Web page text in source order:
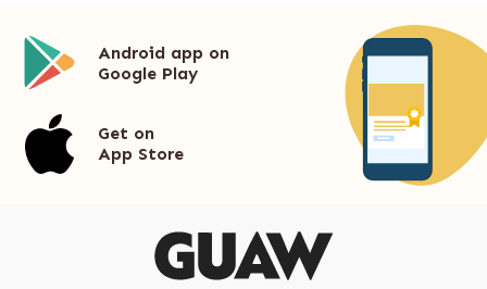
Android app on
Google Play
Get on
App Store